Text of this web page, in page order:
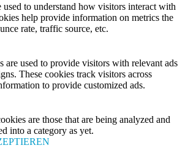
to understand how visitors interact with
help provide information on metrics the
rate, traffic source, etc.
are used to provide visitors with relevant ads
These cookies track visitors across
to provide customized ads.
are those that are being analyzed and
into a category as yet.